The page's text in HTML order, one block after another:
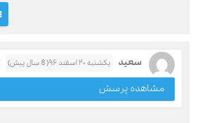
سعید یکشنبه ۲۰ اسفند ۹۶( 8 سال پیش)
مشاهده پرسش